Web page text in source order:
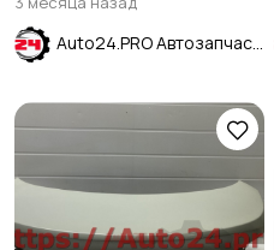
2014
Auto24.PRO Автозапчасти